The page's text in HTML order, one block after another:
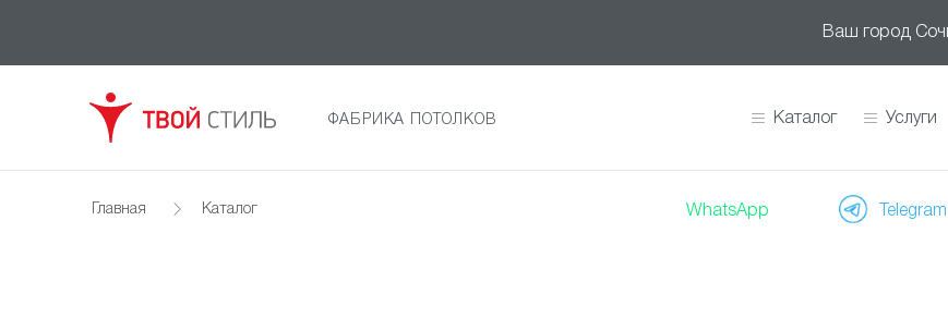
Ваш город
ФАБРИКА ПОТОЛКОВ Каталог Услуги
Главная Каталог WhatsApp Telegram